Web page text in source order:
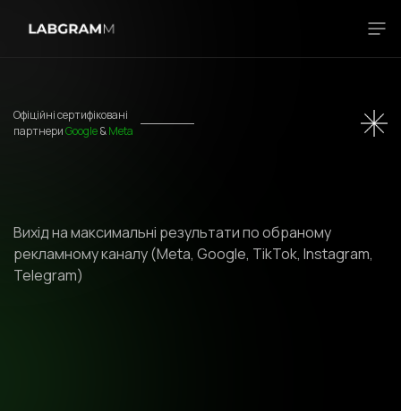
Вихід на максимальні результати по обраному
рекламному каналу (Meta, Google, TikTok, Instagram,
Telegram)
Офіційні сертифіковані
партнериGoogle&Meta